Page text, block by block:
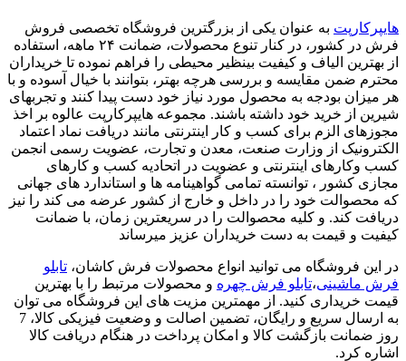
هایپرکارپت به عنوان یکی از بزرگترین فروشگاه تخصصی فروش
فرش در کشور، در کنار تنوع محصولات، ضمانت ۲۴ ماهه، استفاده
از بهترین الیاف و کیفیت بینظیر محیطی را فراهم نموده تا خریداران
محترم ضمن مقایسه و بررسی هرچه بهتر، بتوانند با خیال آسوده و با
هر میزان بودجه به محصول مورد نیاز خود دست پیدا کنند و تجربهای
شیرین از خرید خود داشته باشند. مجموعه هایپرکارپت عالوه بر اخذ
مجوزهای الزم برای کسب و کار اینترنتی مانند دریافت نماد اعتماد
الکترونیک از وزارت صنعت، معدن و تجارت، عضویت رسمی انجمن
کسب وکارهای اینترنتی و عضویت در اتحادیه کسب و کارهای
مجازی کشور ، توانسته تمامی گواهینامه ها و استاندارد های جهانی
که محصوالت خود را در داخل و خارج از کشور عرضه می کند را نیز
دریافت کند. و کلیه محصوالت را در سریعترین زمان، با ضمانت
کیفیت و قیمت به دست خریداران عزیز میرساند
در این فروشگاه می توانید انواع محصولات فرش کاشان، تابلو
فرش ماشینی،تابلو فرش چهره و محصولات مرتبط را با بهترین
قیمت خریداری کنید. از مهمترین مزیت های این فروشگاه می توان
به ارسال سریع و رایگان، تضمین اصالت و وضعیت فیزیکی کالا، 7
روز ضمانت بازگشت کالا و امکان پرداخت در هنگام دریافت کالا
اشاره کرد.